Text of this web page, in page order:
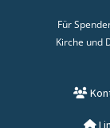
Für
Kirche und

